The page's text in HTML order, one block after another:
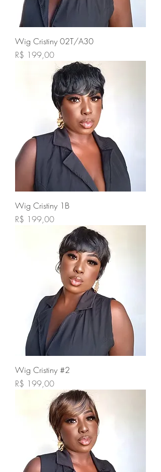
Wig Cristiny 02T/A30
Preço
R$ 199,00
Wig Cristiny 1B
Preço
R$ 199,00
Wig Cristiny #2
Preço
R$ 199,00